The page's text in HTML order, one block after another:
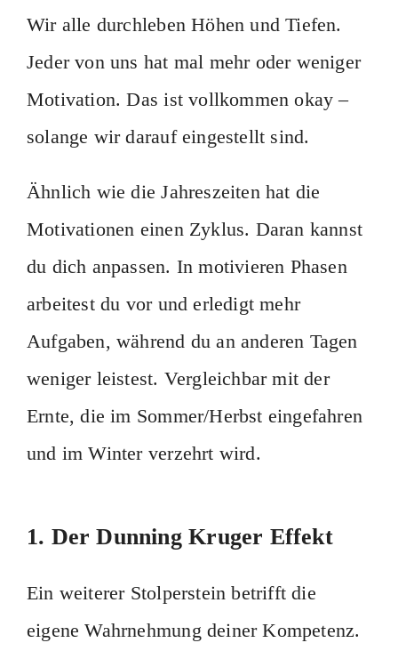
Wir alle durchleben Höhen und Tiefen.
Jeder von uns hat mal mehr oder weniger
Motivation. Das ist vollkommen okay –
solange wir darauf eingestellt sind.
Ähnlich wie die Jahreszeiten hat die
Motivationen einen Zyklus. Daran kannst
du dich anpassen. In motivieren Phasen
arbeitest du vor und erledigt mehr
Aufgaben, während du an anderen Tagen
weniger leistest. Vergleichbar mit der
Ernte, die im Sommer/Herbst eingefahren
und im Winter verzehrt wird.
1. Der Dunning Kruger Effekt
Ein weiterer Stolperstein betrifft die
eigene Wahrnehmung deiner Kompetenz.